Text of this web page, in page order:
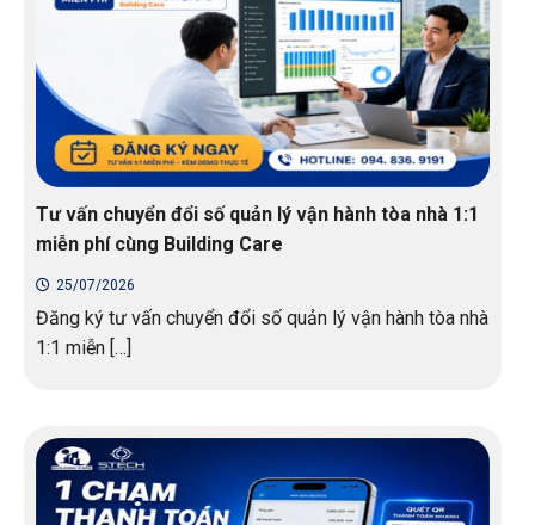
Tư vấn chuyển đổi số quản lý vận hành tòa nhà 1:1
miễn phí cùng Building Care
25/07/2026
Đăng ký tư vấn chuyển đổi số quản lý vận hành tòa nhà
1:1 miễn […]